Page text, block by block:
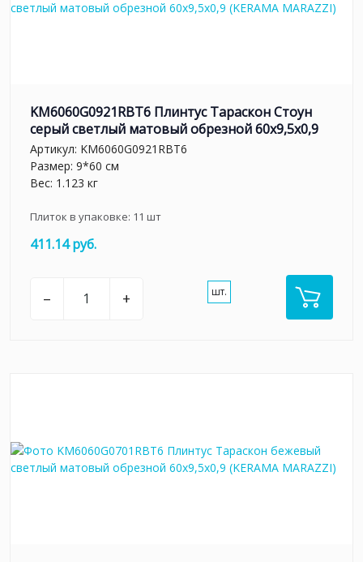
KM6060G0921RBT6 Плинтус Тараскон Стоун
серый светлый матовый обрезной 60x9,5x0,9
Артикул: KM6060G0921RBT6
Размер: 9*60 см
Вес: 1.123 кг
Плиток в упаковке: 11 шт
411.14 руб.
– + шт.